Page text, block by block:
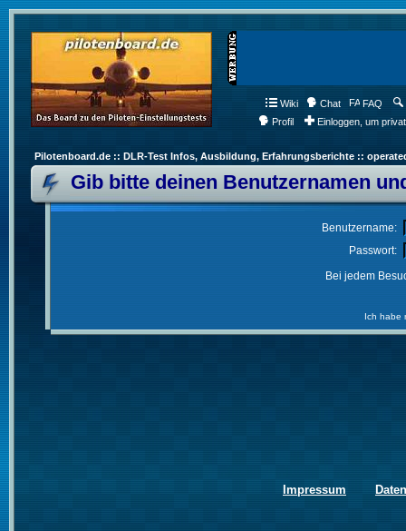
Wiki Chat FAQ
Profil
Einloggen, um
Pilotenboard.de :: DLR-Test Infos, Ausbildung, Erfahrungsberichte ::
Gib bitte deinen Benutzernamen
Benutzername:
Passwort:
Bei jedem
Ich habe
Impressum